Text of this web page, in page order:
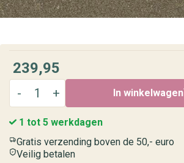
239,95
In winkelwagen
1 tot 5 werkdagen
Gratis verzending boven de 50,- euro
Veilig betalen